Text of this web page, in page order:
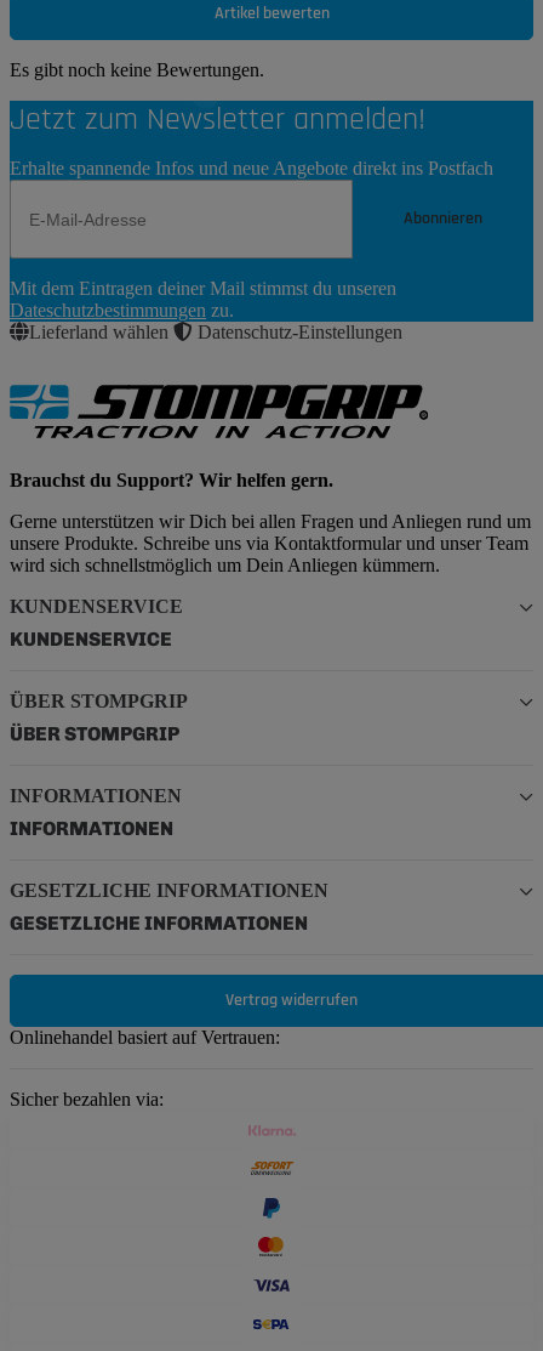
Artikel bewerten
Es gibt noch keine Bewertungen.
Jetzt zum Newsletter anmelden!
Erhalte spannende Infos und neue Angebote direkt ins Postfach
Abonnieren
Abonnieren
Mit dem Eintragen deiner Mail stimmst du unseren
Dateschutzbestimmungen zu.
Lieferland wählen
Datenschutz-Einstellungen
Brauchst du Support? Wir helfen gern.
Gerne unterstützen wir Dich bei allen Fragen und Anliegen rund um
unsere Produkte. Schreibe uns via Kontaktformular und unser Team
wird sich schnellstmöglich um Dein Anliegen kümmern.
KUNDENSERVICE
KUNDENSERVICE
ÜBER STOMPGRIP
ÜBER STOMPGRIP
INFORMATIONEN
INFORMATIONEN
GESETZLICHE INFORMATIONEN
GESETZLICHE INFORMATIONEN
Vertrag widerrufen
Onlinehandel basiert auf Vertrauen:
Sicher bezahlen via: